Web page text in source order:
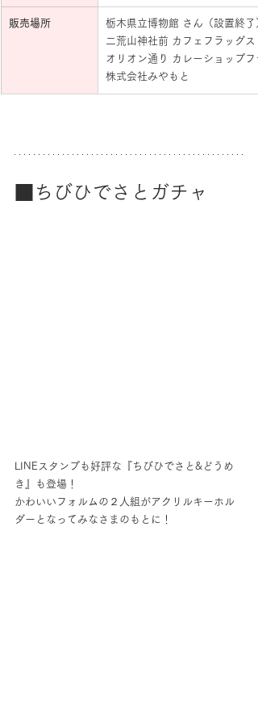
販売場所
栃木県立博物館 さん（設置終了
二荒山神社前 カフェフラッグス
オリオン通り カレーショップフ
株式会社みやもと
■ちびひでさとガチャ
LINEスタンプも好評な『ちびひでさと&どうめ
き』も登場！
かわいいフォルムの２人組がアクリルキーホル
ダーとなってみなさまのもとに！